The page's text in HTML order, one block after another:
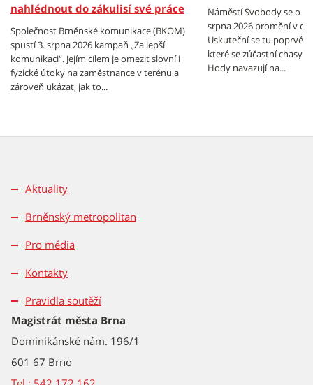
nahlédnout do zákulisí své práce
Společnost Brněnské komunikace (BKOM)
spustí 3. srpna 2026 kampaň „Za lepší
komunikaci“. Jejím cílem je omezit slovní i
fyzické útoky na zaměstnance v terénu a
zároveň ukázat, jak to...
Náměstí Svobody se o
srpna 2026 promění v
Uskuteční se tu poprvé
které se zúčastní chasy
Hody navazují na...
Aktuality
Brněnský metropolitan
Pro média
Kontakty
Pravidla soutěží
Magistrát města Brna
Dominikánské nám. 196/1
601 67 Brno